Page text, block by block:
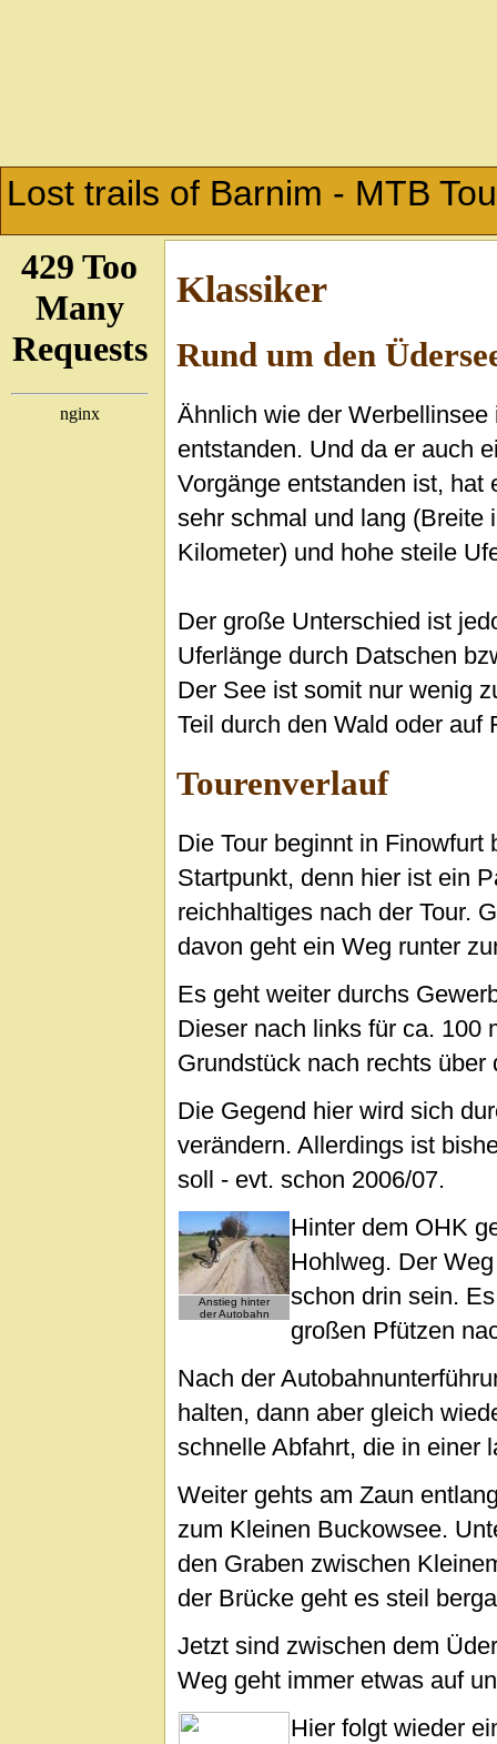
Lost trails of Barnim - MTB
Klassiker
Rund um den
Ähnlich wie der
entstanden. Und da er auch
Vorgänge entstanden ist,
sehr schmal und lang (Breite
Kilometer) und hohe steile
Der große Unterschied ist
Uferlänge durch Datschen
Der See ist somit nur wenig
Teil durch den Wald oder auf
Tourenverlauf
Die Tour beginnt in
Startpunkt, denn hier ist ein
reichhaltiges nach der Tour.
davon geht ein Weg runter
Es geht weiter durchs
Dieser nach links für ca. 100
Grundstück nach rechts
Die Gegend hier wird sich
verändern. Allerdings ist
soll - evt. schon 2006/07.
Anstieg hinter
der Autobahn
Hinter dem OHK
Hohlweg. Der
schon drin sein.
großen Pfützen
Nach der
halten, dann aber gleich
schnelle Abfahrt, die in einer
Weiter gehts am Zaun
zum Kleinen Buckowsee.
den Graben zwischen
der Brücke geht es steil
Jetzt sind zwischen dem
Weg geht immer etwas auf
Hier folgt wieder